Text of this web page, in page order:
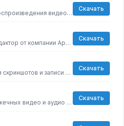
набор кодеков для воспроизведения видео и аудиофайлов
Скачать
бесплатный видеоредактор от компании Apple
Скачать
программа для снятия скриншотов и записи видео с экрана
Скачать
создание многодорожечных видео и аудио записей
Скачать